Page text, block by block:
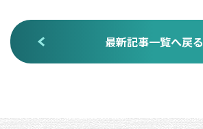
最新記事一覧へ戻る